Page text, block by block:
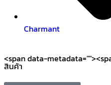
Charmant
<span data-metadata="
สินค้า